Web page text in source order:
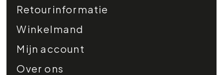
Retourinformatie
Winkelmand
Mijn account
Over ons